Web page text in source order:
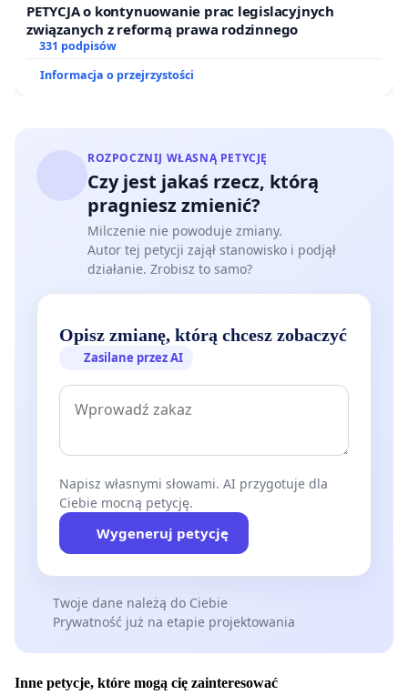
PETYCJA o kontynuowanie prac legislacyjnych
związanych z reformą prawa rodzinnego
331 podpisów
Informacja o przejrzystości
ROZPOCZNIJ WŁASNĄ PETYCJĘ
Czy jest jakaś rzecz, którą
pragniesz zmienić?
Milczenie nie powoduje zmiany.
Autor tej petycji zajął stanowisko i podjął
działanie. Zrobisz to samo?
Opisz zmianę, którą chcesz zobaczyć
Zasilane przez AI
Napisz własnymi słowami. AI przygotuje dla
Ciebie mocną petycję.
Wygeneruj petycję
Twoje dane należą do Ciebie
Prywatność już na etapie projektowania
Inne petycje, które mogą cię zainteresować